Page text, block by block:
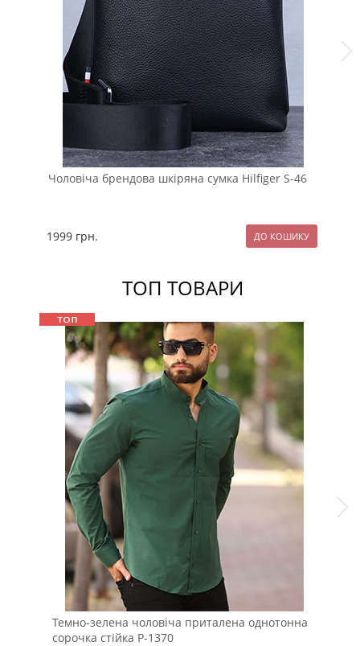
Чоловіча брендова шкіряна сумка Hilfiger S-46
1999 грн.
ТОП ТОВАРИ
Темно-зелена чоловіча приталена однотонна
сорочка стійка Р-1370